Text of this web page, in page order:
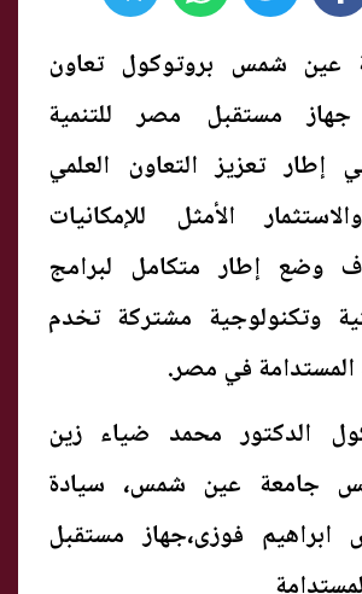
عين شمس بروتوكول تعاون
مستقبل مصر للتنمية
إطار تعزيز التعاون العلمي
الأمثل للإمكانيات
وضع إطار متكامل لبرامج
وتكنولوجية مشتركة تخدم
المستدامة في مصر.
الدكتور محمد ضياء زين
جامعة عين شمس، سيادة
ابراهيم فوزى،جهاز مستقبل